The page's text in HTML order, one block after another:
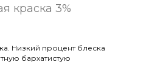
краска 3%
Низкий процент блеска
бархатистую